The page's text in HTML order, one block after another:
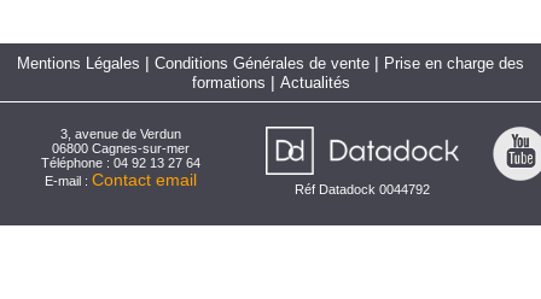
Mentions Légales | Conditions Générales de vente | Prise en charge des
formations | Actualités
3, avenue de Verdun
06800 Cagnes-sur-mer
Téléphone : 04 92 13 27 64
E-mail : Contact email Réf Datadock 0044792